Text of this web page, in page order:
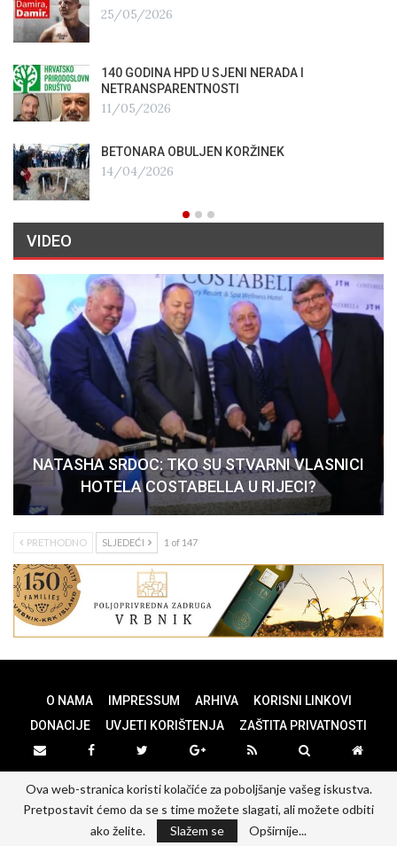
25/05/2026
140 GODINA HPD U SJENI NERADA I
NETRANSPARENTNOSTI
11/05/2026
BETONARA OBULJEN KORŽINEK
14/04/2026
VIDEO
NATASHA SRDOC: TKO SU STVARNI VLASNICI
HOTELA COSTABELLA U RIJECI?
PRETHODNO SLJEDEĆI 1 of 147
O NAMA IMPRESSUM ARHIVA
KORISNI LINKOVI
DONACIJE
UVJETI KORIŠTENJA ZAŠTITA PRIVATNOSTI
© 2026 - PANOPTICUM. All Rights Reserved.
Website Design:PANOPTICUM
Ova web-stranica koristi kolačiće za poboljšanje vašeg iskustva.
Pretpostavit ćemo da se s time možete slagati, ali možete odbiti
ako želite.
Slažem se Opširnije...